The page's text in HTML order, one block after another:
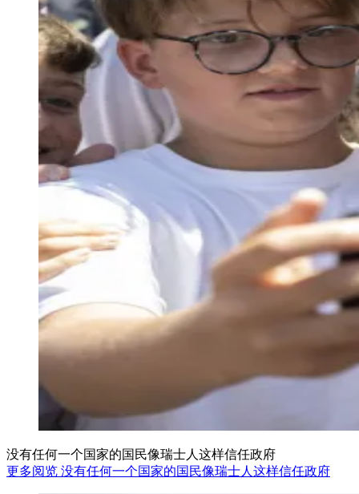
没有任何一个国家的国民像瑞士人这样信任政府
更多阅览 没有任何一个国家的国民像瑞士人这样信任政府